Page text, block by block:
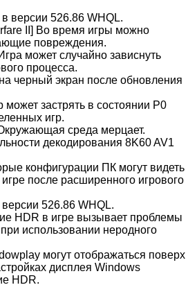
версии 526.86 WHQL.
II] Во время игры можно
повреждения.
может случайно зависнуть
процесса.
черный экран после обновления
застрять в состоянии P0
игр.
среда мерцает.
декодирования 8K60 AV1
конфигурации ПК могут видеть
после расширенного игрового
526.86 WHQL.
HDR в игре вызывает проблемы
использовании неродного
могут отображаться поверх
дисплея Windows
HDR.